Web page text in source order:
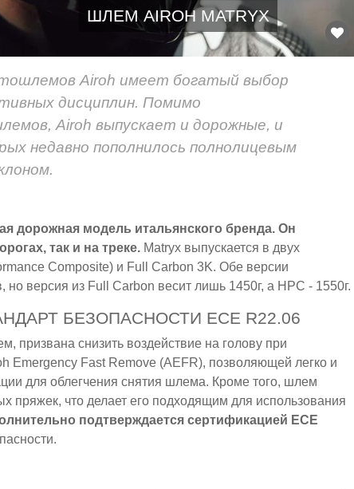
ШЛЕМ AIROH MATRYX
Airoh имеет богатый выбор
дисциплин. Помимо
Airoh выпускает и дорожные, и
недавно пополнилось полнолицевым
дорожная модель итальянского бренда. Он
так и на треке. Matryx выпускается в двух
Composite) и Full Carbon 3K. Обе версии
версия из Full Carbon весит лишь 1450г, а HPC - 1550г.
БЕЗОПАСНОСТИ ECE R22.06
призвана снизить воздействие на голову при
Emergency Fast Remove (AEFR), позволяющей легко и
для облегчения снятия шлема. Кроме того, шлем
пряжек, что делает его подходящим для использования
подтверждается сертификацией ECE